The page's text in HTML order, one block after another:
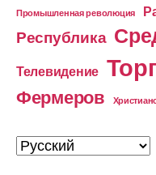
Промышленная революция
Республика
Телевидение
Фермеров
Выбрать
язык